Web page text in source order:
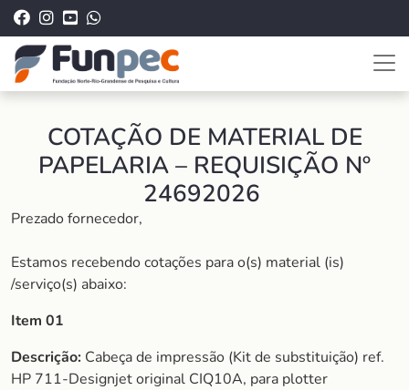
COTAÇÃO DE MATERIAL DE
PAPELARIA – REQUISIÇÃO Nº
24692026
Prezado fornecedor,
Estamos recebendo cotações para o(s) material (is)
/serviço(s) abaixo:
Item 01
Descrição: Cabeça de impressão (Kit de substituição) ref.
HP 711-Designjet original CIQ10A, para plotter